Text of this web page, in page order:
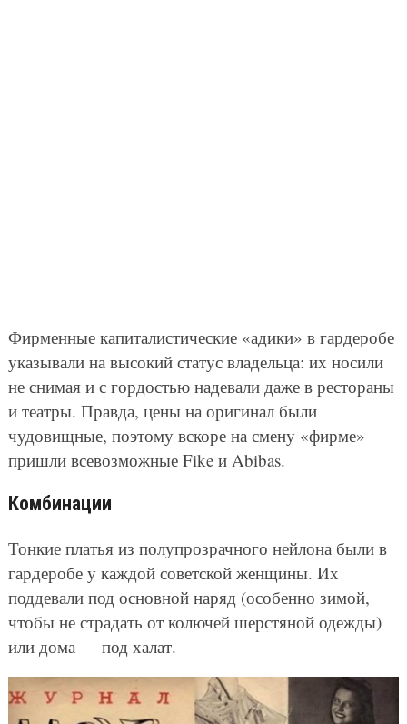
Фирменные капиталистические «адики» в гардеробе
указывали на высокий статус владельца: их носили
не снимая и с гордостью надевали даже в рестораны
и театры. Правда, цены на оригинал были
чудовищные, поэтому вскоре на смену «фирме»
пришли всевозможные Fike и Abibas.
Комбинации
Тонкие платья из полупрозрачного нейлона были в
гардеробе у каждой советской женщины. Их
поддевали под основной наряд (особенно зимой,
чтобы не страдать от колючей шерстяной одежды)
или дома — под халат.